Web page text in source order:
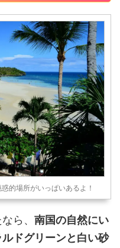
的場所がいっぱいあるよ！
ら、 南国の自然にい
ドグリーンと白い砂